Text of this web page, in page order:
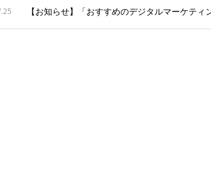
【お知らせ】「おすすめのデジタルマーケティ